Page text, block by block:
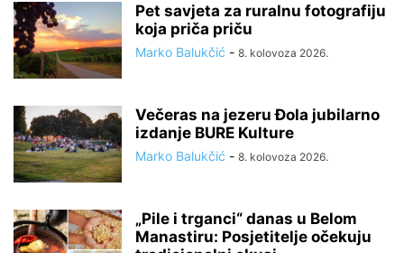
Pet savjeta za ruralnu fotografiju
koja priča priču
Marko Balukčić - 8. kolovoza 2026.
Večeras na jezeru Đola jubilarno
izdanje BURE Kulture
Marko Balukčić - 8. kolovoza 2026.
„Pile i trganci“ danas u Belom
Manastiru: Posjetitelje očekuju